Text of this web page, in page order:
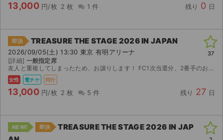
13,000 円/枚 2 枚 1 件 残り 0 日
即決 TREASURE THE STAGE 2026 IN JAPAN
2026/09/05(土) 13:30 東京 有明アリーナ
[詳細] 一般指定席
友人と重複してしまったため、お譲りします！ FC1次当選分、2番手のお譲りになります。 チケット受け渡し方法は、当日会場で合流し同時入場して頂きます。
女性 電チケ 同行
13,000 円/枚 2 枚 5 件 残り 27 日
37
NEW! 即決
TREASURE THE STAGE 2026 IN JAP